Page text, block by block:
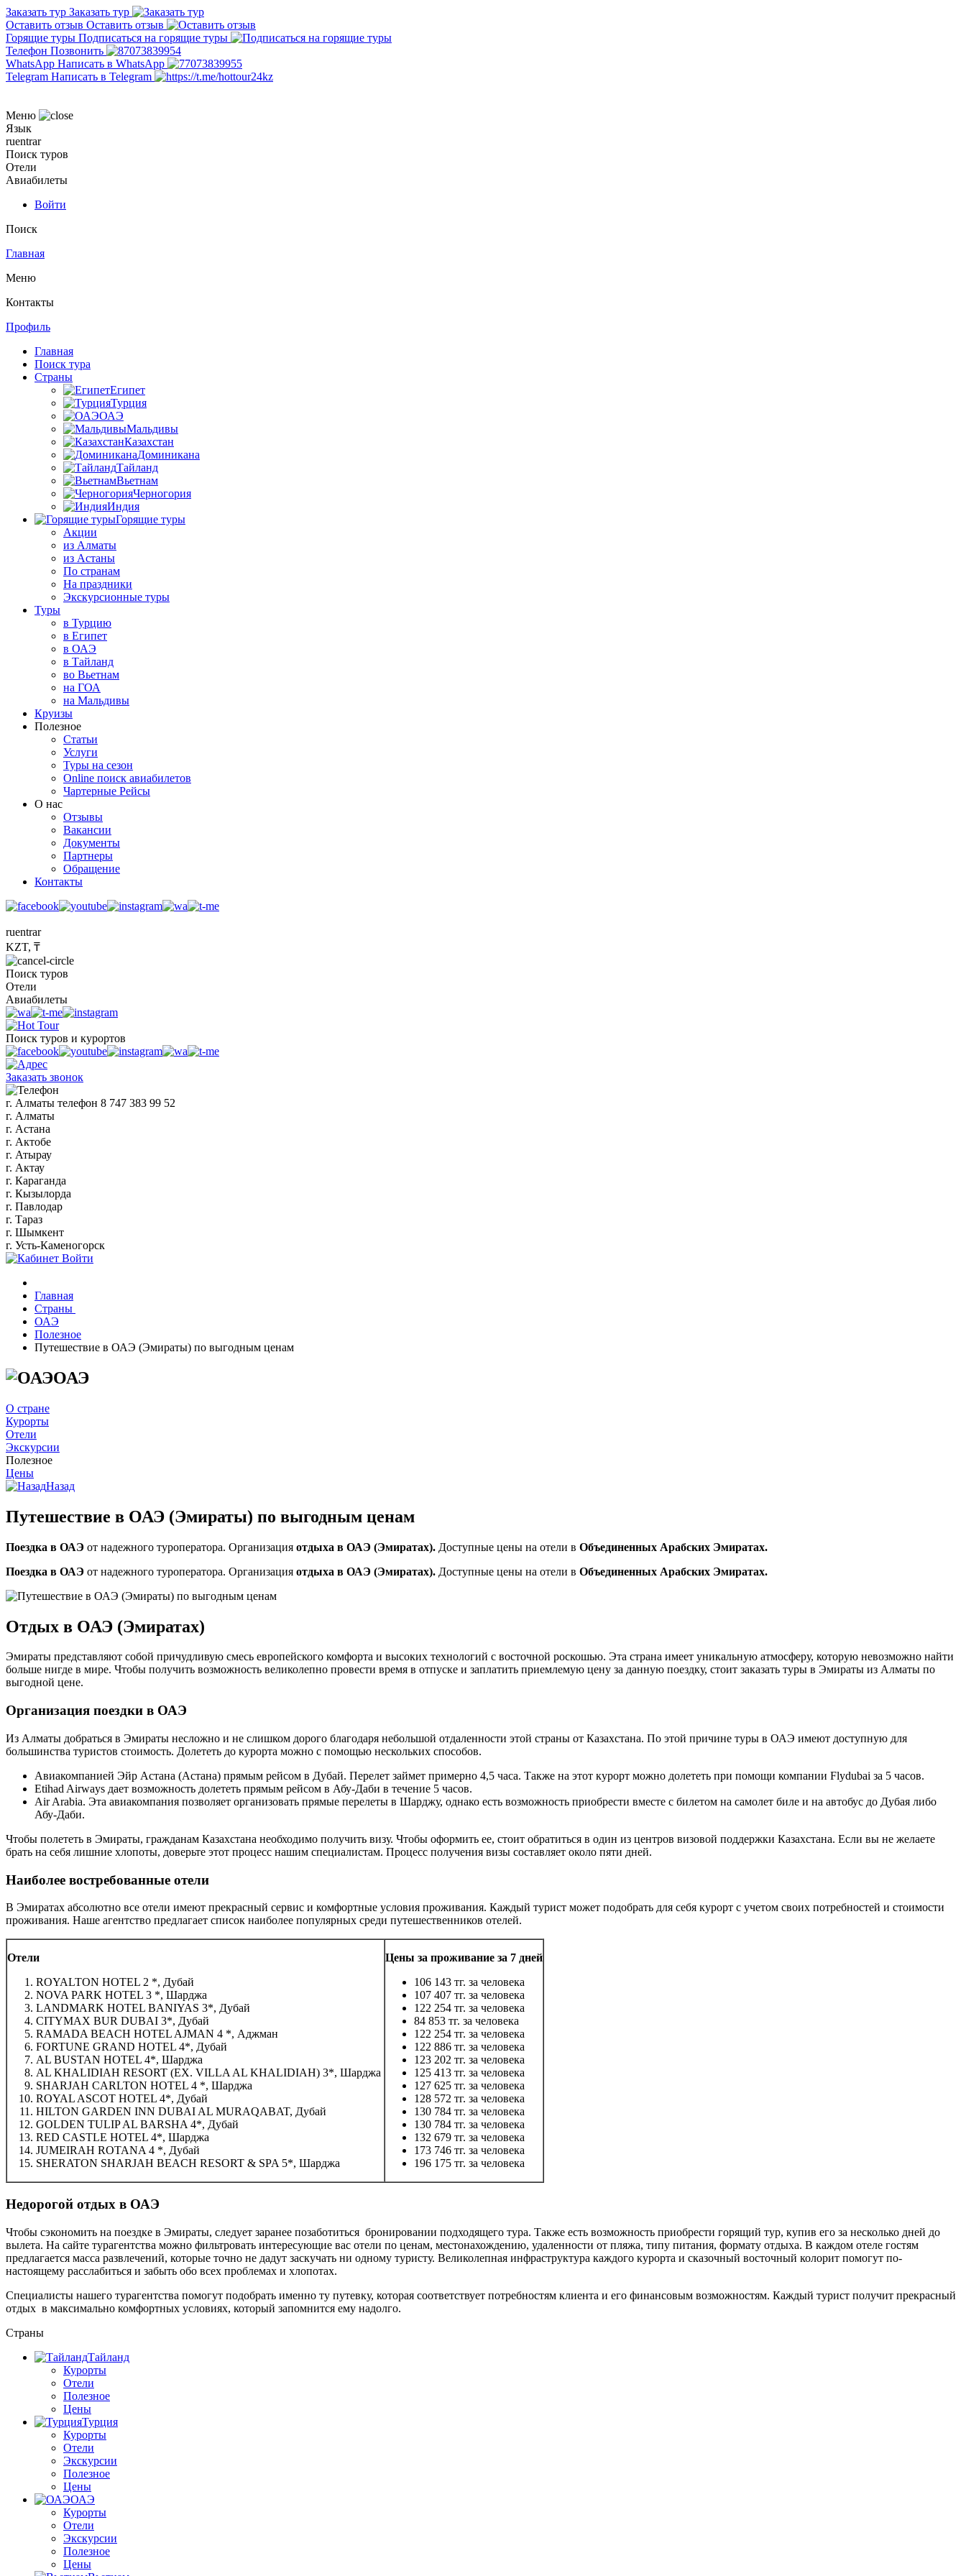
Заказать тур Заказать тур
Оставить отзыв Оставить отзыв
Горящие туры Подписаться на горящие туры
Телефон Позвонить
WhatsApp Написать в WhatsApp
Telegram Написать в Telegram
Меню
Язык
ruentrar
Поиск туров
Отели
Авиабилеты
Войти
Поиск
Главная
Меню
Контакты
Профиль
Главная
Поиск тура
Страны
Египет
Турция
ОАЭ
Мальдивы
Казахстан
Доминикана
Тайланд
Вьетнам
Черногория
Индия
Горящие туры
Акции
из Алматы
из Астаны
По странам
На праздники
Экскурсионные туры
Туры
в Турцию
в Египет
в ОАЭ
в Тайланд
во Вьетнам
на ГОА
на Мальдивы
Круизы
Полезное
Статьи
Услуги
Туры на сезон
Online поиск авиабилетов
Чартерные Рейсы
О нас
Отзывы
Вакансии
Документы
Партнеры
Обращение
Контакты
ruentrar
KZT, ₸
Поиск туров
Отели
Авиабилеты
Поиск туров и курортов
Заказать звонок
г. Алматы телефон 8 747 383 99 52
г. Алматы
г. Астана
г. Актобе
г. Атырау
г. Актау
г. Караганда
г. Кызылорда
г. Павлодар
г. Тараз
г. Шымкент
г. Усть-Каменогорск
Войти
Главная
Страны
ОАЭ
Полезное
Путешествие в ОАЭ (Эмираты) по выгодным ценам
ОАЭ
О стране
Курорты
Отели
Экскурсии
Полезное
Цены
Назад
Путешествие в ОАЭ (Эмираты) по выгодным ценам
Поездка в ОАЭ от надежного туроператора. Организация отдыха в ОАЭ (Эмиратах). Доступные цены на отели в Объединенных Арабских Эмиратах.
Поездка в ОАЭ от надежного туроператора. Организация отдыха в ОАЭ (Эмиратах). Доступные цены на отели в Объединенных Арабских Эмиратах.
Отдых в ОАЭ (Эмиратах)
Эмираты представляют собой причудливую смесь европейского комфорта и высоких технологий с восточной роскошью. Эта страна имеет уникальную атмосферу, которую невозможно найти
больше нигде в мире. Чтобы получить возможность великолепно провести время в отпуске и заплатить приемлемую цену за данную поездку, стоит заказать туры в Эмираты из Алматы по
выгодной цене.
Организация поездки в ОАЭ
Из Алматы добраться в Эмираты несложно и не слишком дорого благодаря небольшой отдаленности этой страны от Казахстана. По этой причине туры в ОАЭ имеют доступную для
большинства туристов стоимость. Долететь до курорта можно с помощью нескольких способов.
Авиакомпанией Эйр Астана (Астана) прямым рейсом в Дубай. Перелет займет примерно 4,5 часа. Также на этот курорт можно долететь при помощи компании Flydubai за 5 часов.
Etihad Airways дает возможность долететь прямым рейсом в Абу-Даби в течение 5 часов.
Air Arabia. Эта авиакомпания позволяет организовать прямые перелеты в Шарджу, однако есть возможность приобрести вместе с билетом на самолет биле и на автобус до Дубая либо
Абу-Даби.
Чтобы полететь в Эмираты, гражданам Казахстана необходимо получить визу. Чтобы оформить ее, стоит обратиться в один из центров визовой поддержки Казахстана. Если вы не желаете
брать на себя лишние хлопоты, доверьте этот процесс нашим специалистам. Процесс получения визы составляет около пяти дней.
Наиболее востребованные отели
В Эмиратах абсолютно все отели имеют прекрасный сервис и комфортные условия проживания. Каждый турист может подобрать для себя курорт с учетом своих потребностей и стоимости
проживания. Наше агентство предлагает список наиболее популярных среди путешественников отелей.
Отели
ROYALTON HOTEL 2 *, Дубай
NOVA PARK HOTEL 3 *, Шарджа
LANDMARK HOTEL BANIYAS 3*, Дубай
CITYMAX BUR DUBAI 3*, Дубай
RAMADA BEACH HOTEL AJMAN 4 *, Аджман
FORTUNE GRAND HOTEL 4*, Дубай
AL BUSTAN HOTEL 4*, Шарджа
AL KHALIDIAH RESORT (EX. VILLA AL KHALIDIAH) 3*, Шарджа
SHARJAH CARLTON HOTEL 4 *, Шарджа
ROYAL ASCOT HOTEL 4*, Дубай
HILTON GARDEN INN DUBAI AL MURAQABAT, Дубай
GOLDEN TULIP AL BARSHA 4*, Дубай
RED CASTLE HOTEL 4*, Шарджа
JUMEIRAH ROTANA 4 *, Дубай
SHERATON SHARJAH BEACH RESORT & SPA 5*, Шарджа
Цены за проживание за 7 дней
106 143 тг. за человека
107 407 тг. за человека
122 254 тг. за человека
84 853 тг. за человека
122 254 тг. за человека
122 886 тг. за человека
123 202 тг. за человека
125 413 тг. за человека
127 625 тг. за человека
128 572 тг. за человека
130 784 тг. за человека
130 784 тг. за человека
132 679 тг. за человека
173 746 тг. за человека
196 175 тг. за человека
Недорогой отдых в ОАЭ
Чтобы сэкономить на поездке в Эмираты, следует заранее позаботиться бронировании подходящего тура. Также есть возможность приобрести горящий тур, купив его за несколько дней до
вылета. На сайте турагентства можно фильтровать интересующие вас отели по ценам, местонахождению, удаленности от пляжа, типу питания, формату отдыха. В каждом отеле гостям
предлагается масса развлечений, которые точно не дадут заскучать ни одному туристу. Великолепная инфраструктура каждого курорта и сказочный восточный колорит помогут по-
настоящему расслабиться и забыть обо всех проблемах и хлопотах.
Специалисты нашего турагентства помогут подобрать именно ту путевку, которая соответствует потребностям клиента и его финансовым возможностям. Каждый турист получит прекрасный
отдых в максимально комфортных условиях, который запомнится ему надолго.
Страны
Тайланд
Курорты
Отели
Полезное
Цены
Турция
Курорты
Отели
Экскурсии
Полезное
Цены
ОАЭ
Курорты
Отели
Экскурсии
Полезное
Цены